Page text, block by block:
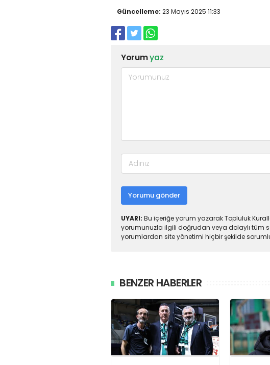
Güncelleme: 23 Mayıs 2025 11:33
Yorumyaz
Yorumu gönder
UYARI: Bu içeriğe yorum yazarak Topluluk
yorumunuzla ilgili doğrudan veya dolaylı tüm
yorumlardan site yönetimi hiçbir şekilde
BENZER HABERLER